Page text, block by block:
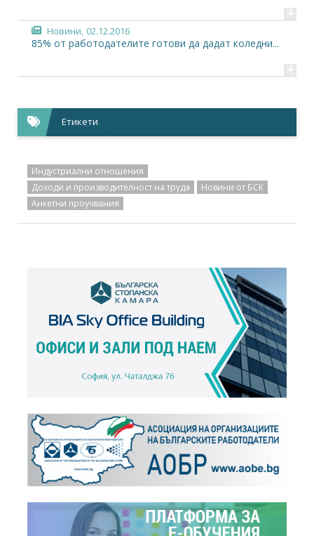
+
Новини, 02.12.2016
85% от работодателите готови да дадат коледни...
+
Етикети
Индустриални отношения
Доходи и производителност на труда
Новини от БСК
Анкетни проучвания